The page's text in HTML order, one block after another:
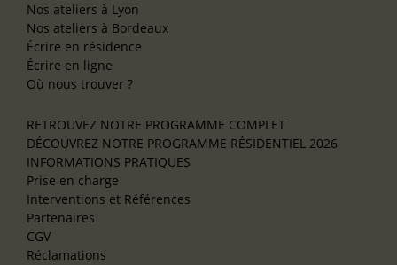
Nos ateliers à Lyon
Nos ateliers à Bordeaux
Écrire en résidence
Écrire en ligne
Où nous trouver ?
RETROUVEZ NOTRE PROGRAMME COMPLET
DÉCOUVREZ NOTRE PROGRAMME RÉSIDENTIEL 2026
INFORMATIONS PRATIQUES
Prise en charge
Interventions et Références
Partenaires
CGV
Réclamations